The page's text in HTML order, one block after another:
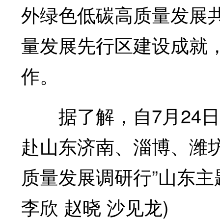
外绿色低碳高质量发展
量发展先行区建设成就
作。
据了解，自7月24日
赴山东济南、淄博、潍
质量发展调研行”山东
李欣 赵晓 沙见龙)